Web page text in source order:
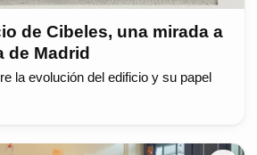
de Cibeles, una mirada a
de Madrid
la evolución del edificio y su papel